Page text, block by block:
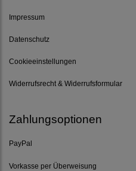
Impressum
Datenschutz
Cookieeinstellungen
Widerrufsrecht & Widerrufsformular
Zahlungsoptionen
PayPal
Vorkasse per Überweisung